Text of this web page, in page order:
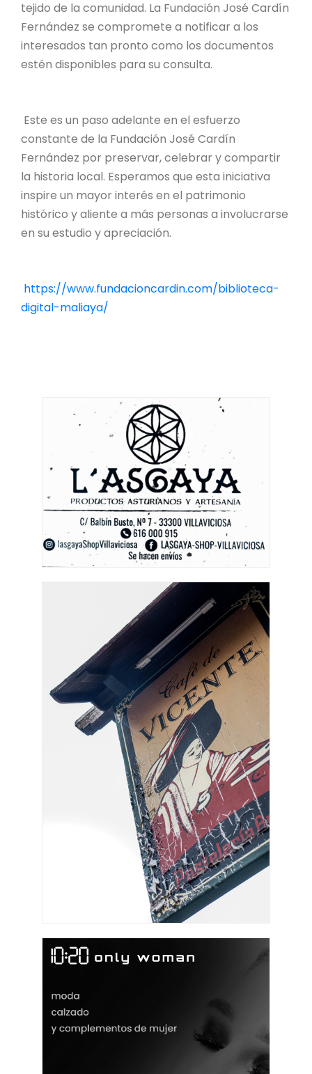
tejido de la comunidad. La Fundación José Cardín
Fernández se compromete a notificar a los
interesados tan pronto como los documentos
estén disponibles para su consulta.
Este es un paso adelante en el esfuerzo
constante de la Fundación José Cardín
Fernández por preservar, celebrar y compartir
la historia local. Esperamos que esta iniciativa
inspire un mayor interés en el patrimonio
histórico y aliente a más personas a involucrarse
en su estudio y apreciación.
https://www.fundacioncardin.com/biblioteca-
digital-maliaya/